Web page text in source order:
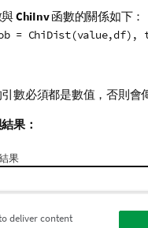
ChiInv函數的關係如下：
= ChiDist(value,df),
數必須都是數值，否則會
果：
果
8, 15)
deliver content